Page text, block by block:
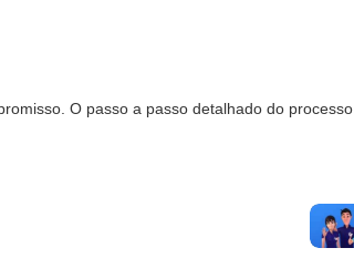
O passo a passo detalhado do processo